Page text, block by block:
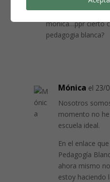
otra escuela
monica…ppr cierto
pedagogia blanca?
Mónica el 23/
Nosotros
momento no
escuela ideal.
En el enlace
Pedagogía
ahora mismo
estoy haciendo